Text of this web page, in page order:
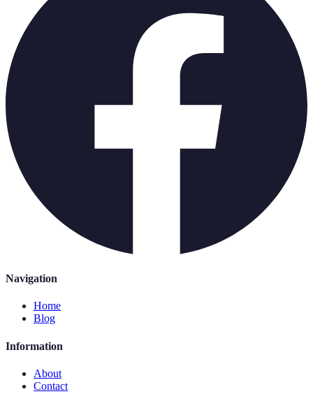
Navigation
Home
Blog
Information
About
Contact